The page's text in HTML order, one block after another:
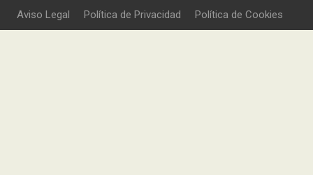
Aviso Legal Política de Privacidad Política de Cookies